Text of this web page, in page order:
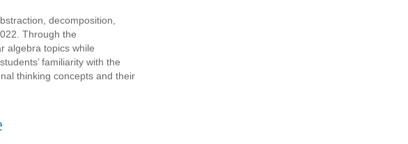
decomposition,
Through the
algebra topics while
familiarity with the
thinking concepts and their